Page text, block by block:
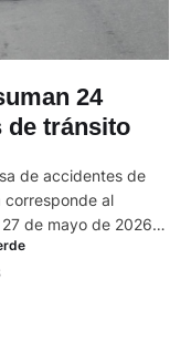
24
de tránsito
de accidentes de
corresponde al
de mayo de 2026.
y ha creado un mapa
reciente ocurrió en